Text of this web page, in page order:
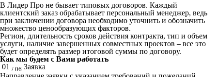
В Лидер Про не бывает типовых договоров. Каждый
клиентский заказ обрабатывает персональный менеджер, ведь
при заключении договора необходимо уточнить и обозначить
множество ценообразующих факторов.
Регион, длительность сроков действия контракта, тип и объем
услуги, наличие завершенных совместных проектов – все это
будет определять размер итоговой суммы по договору.
Как мы будем с Вами работать
01 / 06 Заявка